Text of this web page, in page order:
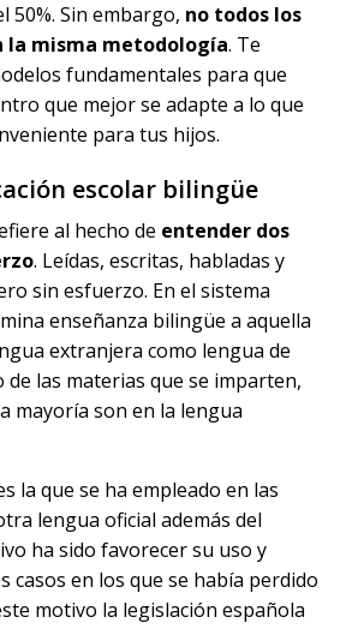
50%. Sin embargo, no todos los
la misma metodología. Te
fundamentales para que
que mejor se adapte a lo que
para tus hijos.
escolar bilingüe
al hecho de entender dos
. Leídas, escritas, habladas y
sin esfuerzo. En el sistema
enseñanza bilingüe a aquella
extranjera como lengua de
de las materias que se imparten,
mayoría son en la lengua
la que se ha empleado en las
lengua oficial además del
ha sido favorecer su uso y
casos en los que se había perdido
motivo la legislación española